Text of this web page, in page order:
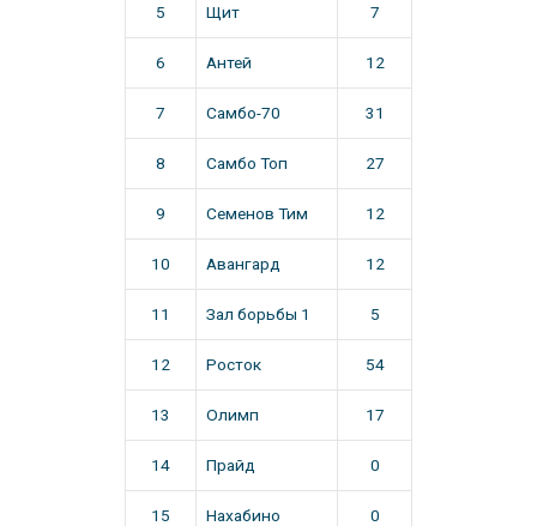
5 Щит 7
6 Антей 12
7 Самбо-70 31
8 Самбо Топ 27
9 Семенов Тим 12
10 Авангард 12
11 Зал борьбы 1 5
12 Росток 54
13 Олимп 17
14 Прайд 0
15 Нахабино 0